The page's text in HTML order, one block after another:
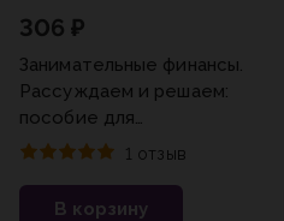
306 ₽
Занимательные финансы.
Рассуждаем и решаем:
пособие для
воспитателей ДОУ
Е.В., Рыжановская
1 отзыв
В корзину